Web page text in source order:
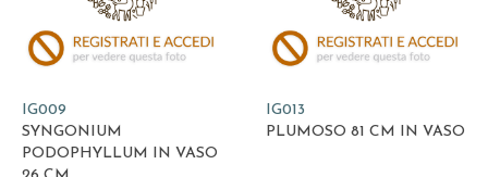
IG009
SYNGONIUM
PODOPHYLLUM IN VASO
IG013
PLUMOSO 81 CM IN VASO